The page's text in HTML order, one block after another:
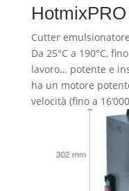
Cutter
Da 25°C a 190°C,
lavoro… potente e
ha un motore
velocità (fino a